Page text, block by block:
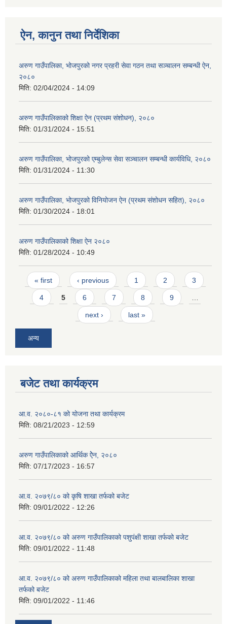
ऐन, कानुन तथा निर्देशिका
अरुण गाउँपालिका, भोजपुरको नगर प्रहरी सेवा गठन तथा सञ्‍चालन सम्बन्धी ऐन,
२०८०
मिति: 02/04/2024 - 14:09
अरुण गाउँपालिकाको शिक्षा ऐन (प्रथम संशोधन), २०८०
मिति: 01/31/2024 - 15:51
अरुण गाउँपालिका, भोजपुरको एम्बुलेन्स सेवा सञ्चालन सम्बन्धी कार्यविधि, २०८०
मिति: 01/31/2024 - 11:30
अरुण गाउँपालिका, भोजपुरको विनियोजन ऐन (प्रथम संशोधन सहित), २०८०
मिति: 01/30/2024 - 18:01
अरुण गाउँपालिकाको शिक्षा ऐन २०८०
मिति: 01/28/2024 - 10:49
Pages
« first ‹ previous 1 2 3
4 5 6 7 8 9
next › last »
अन्य
बजेट तथा कार्यक्रम
आ.व. २०८०-८१ को योजना तथा कार्यक्रम
मिति: 08/21/2023 - 12:59
अरुण गाउँपालिकाको आर्थिक ऐेन, २०८०
मिति: 07/17/2023 - 16:57
आ.व. २०७९/८० को कृषि शाखा तर्फको बजेट
मिति: 09/01/2022 - 12:26
आ.व. २०७९/८० को अरुण गाउँपालिकाको पशुपंक्षी शाखा तर्फको बजेट
मिति: 09/01/2022 - 11:48
आ.व. २०७९/८० को अरुण गाउँपालिकाको महिला तथा बालबालिका शाखा
तर्फको बजेट
मिति: 09/01/2022 - 11:46